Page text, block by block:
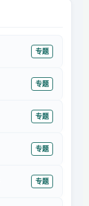
专题
专题
专题
专题
专题